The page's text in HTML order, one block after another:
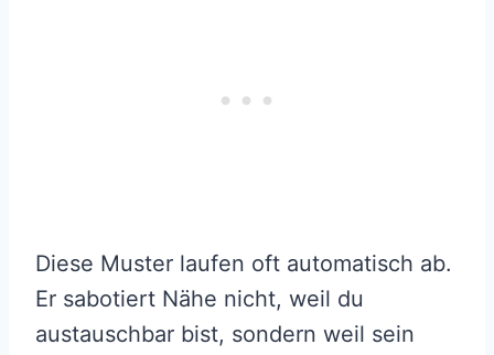
Diese Muster laufen oft automatisch ab.
Er sabotiert Nähe nicht, weil du
austauschbar bist, sondern weil sein